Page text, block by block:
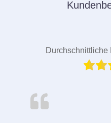
Durchschnittliche